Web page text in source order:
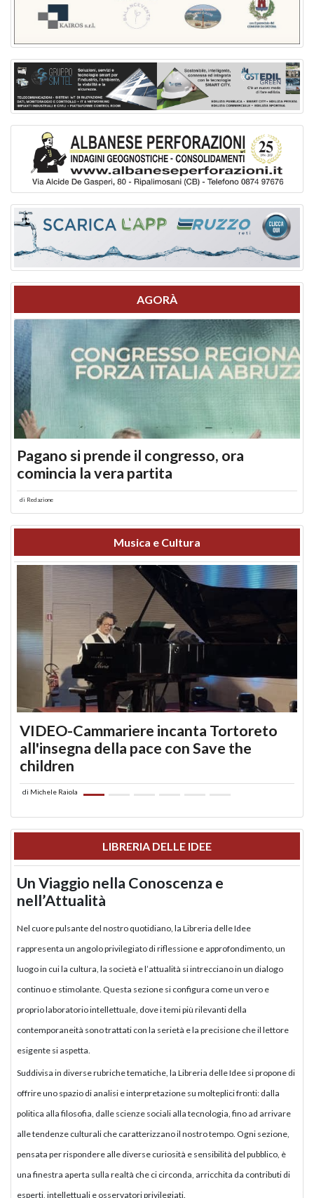
AGORÀ
Pagano si prende il congresso, ora
comincia la vera partita
di Redazione
Musica e Cultura
VIDEO-Cammariere incanta Tortoreto
all'insegna della pace con Save the
children
di Michele Raiola
LIBRERIA DELLE IDEE
Un Viaggio nella Conoscenza e
nell’Attualità
Nel cuore pulsante del nostro quotidiano, la Libreria delle Idee
rappresenta un angolo privilegiato di riflessione e approfondimento, un
luogo in cui la cultura, la società e l’attualità si intrecciano in un dialogo
continuo e stimolante. Questa sezione si configura come un vero e
proprio laboratorio intellettuale, dove i temi più rilevanti della
contemporaneità sono trattati con la serietà e la precisione che il lettore
esigente si aspetta.
Suddivisa in diverse rubriche tematiche, la Libreria delle Idee si propone di
offrire uno spazio di analisi e interpretazione su molteplici fronti: dalla
politica alla filosofia, dalle scienze sociali alla tecnologia, fino ad arrivare
alle tendenze culturali che caratterizzano il nostro tempo. Ogni sezione,
pensata per rispondere alle diverse curiosità e sensibilità del pubblico, è
una finestra aperta sulla realtà che ci circonda, arricchita da contributi di
esperti, intellettuali e osservatori privilegiati.